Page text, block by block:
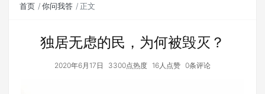
首页 你问我答 正文
独居无虑的民，为何被毁灭？
2020年6月17日 3300点热度 16人点赞 0条评论